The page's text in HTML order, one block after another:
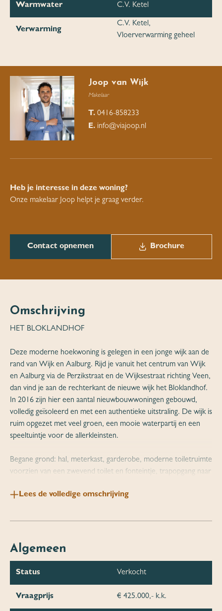
Warmwater C.V. Ketel
Verwarming
C.V. Ketel,
Vloerverwarming geheel
Joop van Wijk
Makelaar
T. 0416-858233
E. info@viajoop.nl
Heb je interesse in deze woning?
Onze makelaar Joop helpt je graag verder.
Contact opnemen Brochure
Omschrijving
HET BLOKLANDHOF
Deze moderne hoekwoning is gelegen in een jonge wijk aan de
rand van Wijk en Aalburg. Rijd je vanuit het centrum van Wijk
en Aalburg via de Perzikstraat en de Wijksestraat richting Veen,
dan vind je aan de rechterkant de nieuwe wijk het Bloklandhof.
In 2016 zijn hier een aantal nieuwbouwwoningen gebouwd,
volledig geïsoleerd en met een authentieke uitstraling. De wijk is
ruim opgezet met veel groen, een mooie waterpartij en een
speeltuintje voor de allerkleinsten.
Begane grond: hal, meterkast, garderobe, moderne toiletruimte
voorzien van een zwevend toilet en fonteintje, trapopgang naar
keuken aan de voorzijde heeft een keukenunit in een L-
voorzien van de volgende inbouwapparatuur: RVS afzuigkap, 5-
Amerikaanse koel-/vriescombinatie (ter overname) maakt de
uitrusting compleet. De mooie woonkamer, met uitbouw is van
de keuken gescheiden door een industriële glazen tussenwand
laat veel daglicht toe en creëert een prettig leefklimaat op de
Lees de volledige omschrijving
Algemeen
Status Verkocht
Vraagprijs € 425.000,- k.k.